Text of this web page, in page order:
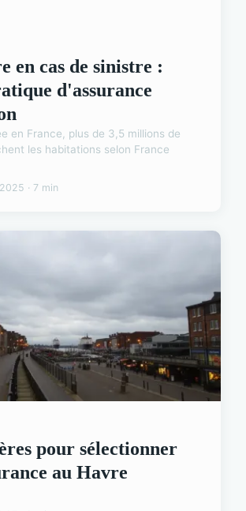
en cas de sinistre :
d'assurance
en France, plus de 3,5 millions de
les habitations selon France
· 7 min
pour sélectionner
au Havre